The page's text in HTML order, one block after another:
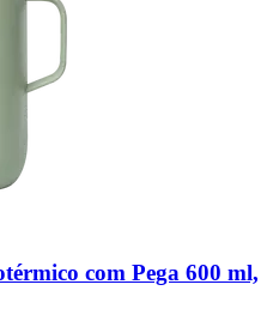
com Pega 600 ml,